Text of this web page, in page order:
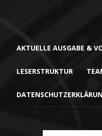
AKTUELLE AUSGABE &
LESERSTRUKTUR